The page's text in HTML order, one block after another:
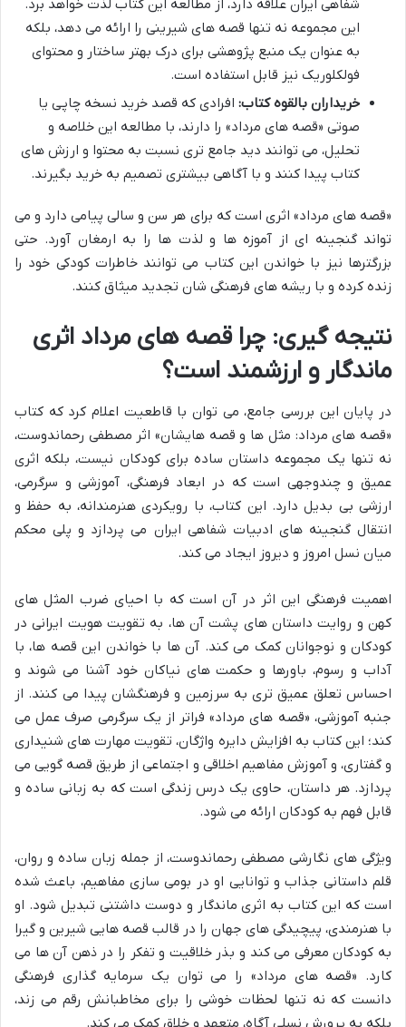
شفاهی ایران علاقه دارد، از مطالعه این کتاب لذت خواهد برد.
این مجموعه نه تنها قصه های شیرینی را ارائه می دهد، بلکه
به عنوان یک منبع پژوهشی برای درک بهتر ساختار و محتوای
فولکلوریک نیز قابل استفاده است.
خریداران بالقوه کتاب: افرادی که قصد خرید نسخه چاپی یا
صوتی «قصه های مرداد» را دارند، با مطالعه این خلاصه و
تحلیل، می توانند دید جامع تری نسبت به محتوا و ارزش های
کتاب پیدا کنند و با آگاهی بیشتری تصمیم به خرید بگیرند.
«قصه های مرداد» اثری است که برای هر سن و سالی پیامی دارد و می
تواند گنجینه ای از آموزه ها و لذت ها را به ارمغان آورد. حتی
بزرگترها نیز با خواندن این کتاب می توانند خاطرات کودکی خود را
زنده کرده و با ریشه های فرهنگی شان تجدید میثاق کنند.
نتیجه گیری: چرا قصه های مرداد اثری
ماندگار و ارزشمند است؟
در پایان این بررسی جامع، می توان با قاطعیت اعلام کرد که کتاب
«قصه های مرداد: مثل ها و قصه هایشان» اثر مصطفی رحماندوست،
نه تنها یک مجموعه داستان ساده برای کودکان نیست، بلکه اثری
عمیق و چندوجهی است که در ابعاد فرهنگی، آموزشی و سرگرمی،
ارزشی بی بدیل دارد. این کتاب، با رویکردی هنرمندانه، به حفظ و
انتقال گنجینه های ادبیات شفاهی ایران می پردازد و پلی محکم
میان نسل امروز و دیروز ایجاد می کند.
اهمیت فرهنگی این اثر در آن است که با احیای ضرب المثل های
کهن و روایت داستان های پشت آن ها، به تقویت هویت ایرانی در
کودکان و نوجوانان کمک می کند. آن ها با خواندن این قصه ها، با
آداب و رسوم، باورها و حکمت های نیاکان خود آشنا می شوند و
احساس تعلق عمیق تری به سرزمین و فرهنگشان پیدا می کنند. از
جنبه آموزشی، «قصه های مرداد» فراتر از یک سرگرمی صرف عمل می
کند؛ این کتاب به افزایش دایره واژگان، تقویت مهارت های شنیداری
و گفتاری، و آموزش مفاهیم اخلاقی و اجتماعی از طریق قصه گویی می
پردازد. هر داستان، حاوی یک درس زندگی است که به زبانی ساده و
قابل فهم به کودکان ارائه می شود.
ویژگی های نگارشی مصطفی رحماندوست، از جمله زبان ساده و روان،
قلم داستانی جذاب و توانایی او در بومی سازی مفاهیم، باعث شده
است که این کتاب به اثری ماندگار و دوست داشتنی تبدیل شود. او
با هنرمندی، پیچیدگی های جهان را در قالب قصه هایی شیرین و گیرا
به کودکان معرفی می کند و بذر خلاقیت و تفکر را در ذهن آن ها می
کارد. «قصه های مرداد» را می توان یک سرمایه گذاری فرهنگی
دانست که نه تنها لحظات خوشی را برای مخاطبانش رقم می زند،